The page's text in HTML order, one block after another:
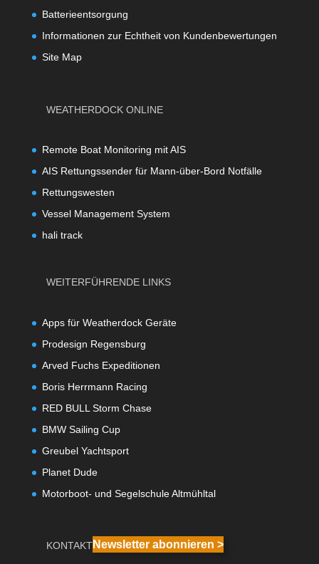
Batterieentsorgung
Informationen zur Echtheit von Kundenbewertungen
Site Map
WEATHERDOCK ONLINE
Remote Boat Monitoring mit AIS
AIS Rettungssender für Mann-über-Bord Notfälle
Rettungswesten
Vessel Management System
hali track
WEITERFÜHRENDE LINKS
Apps für Weatherdock Geräte
Prodesign Regensburg
Arved Fuchs Expeditionen
Boris Herrmann Racing
RED BULL Storm Chase
BMW Sailing Cup
Greubel Yachtsport
Planet Dude
Motorboot- und Segelschule Altmühltal
KONTAKTNewsletter abonnieren >